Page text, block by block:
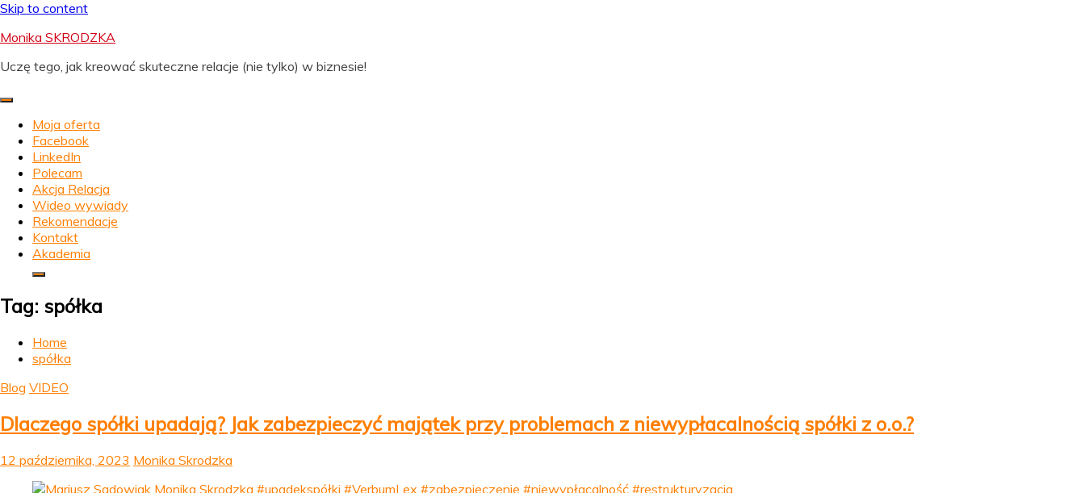
Skip to content
Monika SKRODZKA
Uczę tego, jak kreować skuteczne relacje (nie tylko) w biznesie!
Moja oferta
Facebook
LinkedIn
Polecam
Akcja Relacja
Wideo wywiady
Rekomendacje
Kontakt
Akademia
Tag: spółka
Home
spółka
Blog VIDEO
Dlaczego spółki upadają? Jak zabezpieczyć majątek przy problemach z niewypłacalnością spółki z o.o.?
12 października, 2023 Monika Skrodzka